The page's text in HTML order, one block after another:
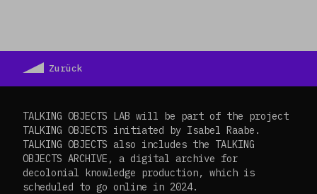
Zurück
TALKING OBJECTS LAB will be part of the project
TALKING OBJECTS initiated by Isabel Raabe.
TALKING OBJECTS also includes the TALKING
OBJECTS ARCHIVE, a digital archive for
decolonial knowledge production, which is
scheduled to go online in 2024.